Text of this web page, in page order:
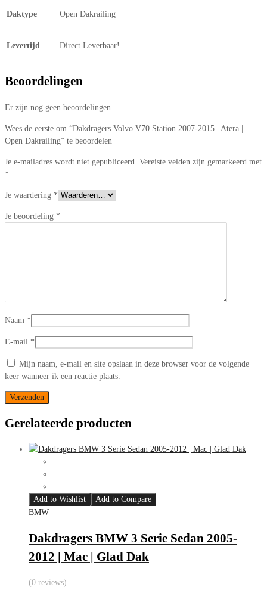
Daktype Open Dakrailing
Levertijd Direct Leverbaar!
Beoordelingen
Er zijn nog geen beoordelingen.
Wees de eerste om “Dakdragers Volvo V70 Station 2007-2015 | Atera |
Open Dakrailing” te beoordelen
Je e-mailadres wordt niet gepubliceerd. Vereiste velden zijn gemarkeerd met
*
Je waardering *
Je beoordeling *
Naam *
E-mail *
Mijn naam, e-mail en site opslaan in deze browser voor de volgende
keer wanneer ik een reactie plaats.
Gerelateerde producten
Add to Wishlist
Add to Compare
BMW
Dakdragers BMW 3 Serie Sedan 2005-
2012 | Mac | Glad Dak
(0 reviews)